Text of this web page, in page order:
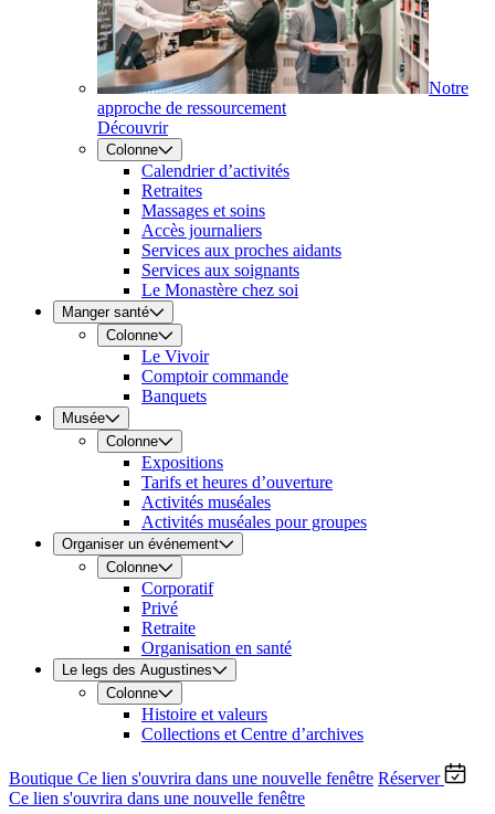
Notre
approche de ressourcement
Découvrir
Colonne
Calendrier d’activités
Retraites
Massages et soins
Accès journaliers
Services aux proches aidants
Services aux soignants
Le Monastère chez soi
Manger santé
Colonne
Le Vivoir
Comptoir commande
Banquets
Musée
Colonne
Expositions
Tarifs et heures d’ouverture
Activités muséales
Activités muséales pour groupes
Organiser un événement
Colonne
Corporatif
Privé
Retraite
Organisation en santé
Le legs des Augustines
Colonne
Histoire et valeurs
Collections et Centre d’archives
Boutique Ce lien s'ouvrira dans une nouvelle fenêtre Réserver
Ce lien s'ouvrira dans une nouvelle fenêtre